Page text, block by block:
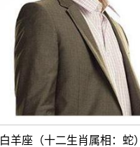
白羊座（十二生肖属相：蛇）